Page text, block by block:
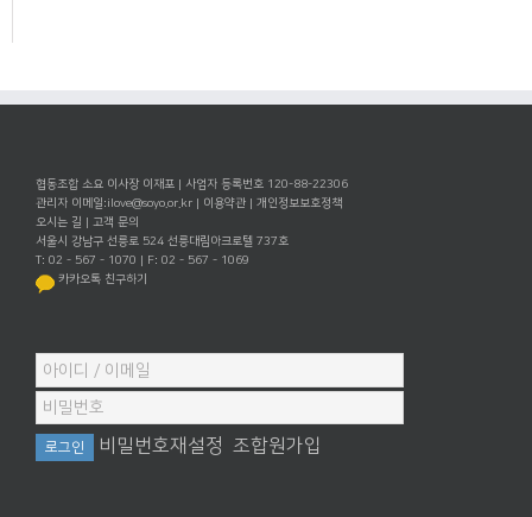
협동조합 소요 이사장 이재포 | 사업자 등록번호 120-88-22306
관리자 이메일:ilove@soyo.or.kr 이용약관
개인정보보호정책
오시는 길
고객 문의
서울시 강남구 선릉로 524 선릉대림아크로텔 737호
T: 02 - 567 - 1070 | F: 02 - 567 - 1069
카카오톡 친구하기
비밀번호재설정 조합원가입